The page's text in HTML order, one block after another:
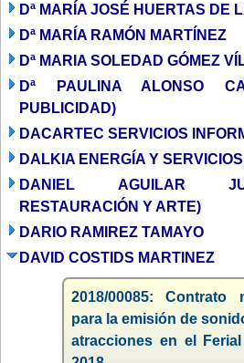
Dª MARÍA JOSÉ HUERTAS DE
Dª MARÍA RAMÓN MARTÍNEZ
Dª MARIA SOLEDAD GÓMEZ
Dª PAULINA ALONSO
PUBLICIDAD)
DACARTEC SERVICIOS
DALKIA ENERGÍA Y
DANIEL AGUILAR
RESTAURACIÓN Y ARTE)
DARIO RAMIREZ TAMAYO
DAVID COSTIDS MARTINEZ
2018/00085:
para la emisión de
atracciones en el